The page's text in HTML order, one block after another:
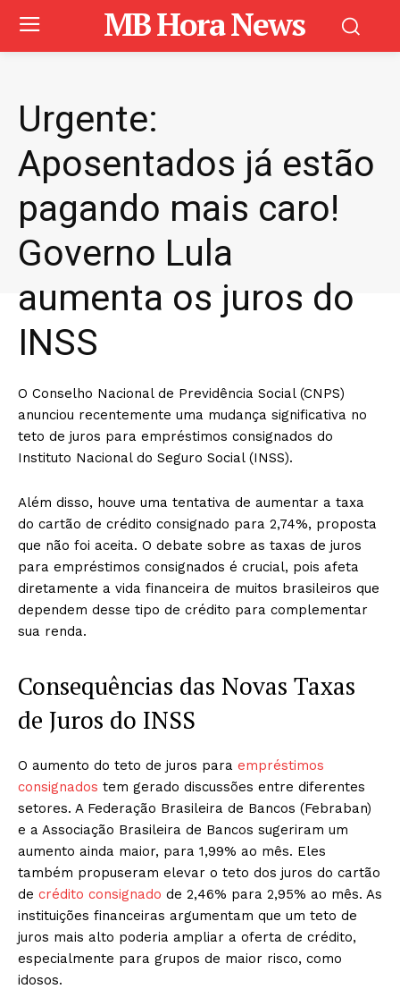
MB Hora News
Urgente:
Aposentados já estão
pagando mais caro!
Governo Lula
aumenta os juros do
INSS
O Conselho Nacional de Previdência Social (CNPS)
anunciou recentemente uma mudança significativa no
teto de juros para empréstimos consignados do
Instituto Nacional do Seguro Social (INSS).
Além disso, houve uma tentativa de aumentar a taxa
do cartão de crédito consignado para 2,74%, proposta
que não foi aceita. O debate sobre as taxas de juros
para empréstimos consignados é crucial, pois afeta
diretamente a vida financeira de muitos brasileiros que
dependem desse tipo de crédito para complementar
sua renda.
Consequências das Novas Taxas
de Juros do INSS
O aumento do teto de juros para empréstimos
consignados tem gerado discussões entre diferentes
setores. A Federação Brasileira de Bancos (Febraban)
e a Associação Brasileira de Bancos sugeriram um
aumento ainda maior, para 1,99% ao mês. Eles
também propuseram elevar o teto dos juros do cartão
de crédito consignado de 2,46% para 2,95% ao mês. As
instituições financeiras argumentam que um teto de
juros mais alto poderia ampliar a oferta de crédito,
especialmente para grupos de maior risco, como
idosos.